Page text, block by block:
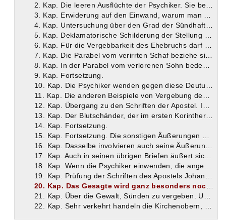
2. Kap. Die leeren Ausflüchte der Psychiker. Sie berufen sich auf Stellen der Hl. Schrift, die von Gottes Milde und seiner Neigung, zu vergeben, reden. Solche Stellen gibt es, aber dagegen stehen andere, die von seiner Strenge und dem Gericht zeugen. Die Lösung dieser Widersprüche liegt darin, daß es zweierlei Sünden gibt, vergebbare und unvergebbare. Darnach richtet sich auch die Buße.
3. Kap. Erwiderung auf den Einwand, warum man sich überhaupt noch der Buße unterziehen solle, wenn sie ihren Zweck, die Nachlassung der Sünden, nicht erreicht. Sie bereite, sagt Tertullian, die Nachlassung im Forum Gottes vor und sei also doch nicht umsonst.
4. Kap. Untersuchung über den Grad der Sündhaftigkeit von Ehebruch und Hurerei speziell. Sie sind unter sich an Sündhaftigkeit einander gleich.
5. Kap. Deklamatorische Schilderung der Stellung der Sünde des Ehebruchs zwischen Abgötterei und Mord.
6. Kap. Für die Vergebbarkeit des Ehebruchs darf man sich nicht auf das Alte Testament berufen. Denn in diesem Punkte ist dasselbe abgetan und im Neuen Bunde gilt eine neue Ordnung.
7. Kap. Die Parabel vom verirrten Schaf beziehe sich nicht auf christliche Sünder, sondern auf heidnische. Desgleichen die von der verlorenen Drachme.
8. Kap. In der Parabel vom verlorenen Sohn bedeutet nicht der ältere Sohn das Judenvolk und der jüngere die Christenheit, wie man gewöhnlich annimmt, sondern die Heidenwelt.
9. Kap. Fortsetzung.
10. Kap. Die Psychiker wenden gegen diese Deutung der drei Parabeln allerdings ein, die eigentliche Buße finde auf die Sünden der Heiden noch gar keine Anwendung. Tertullian verhöhnt diesen Einwand.
11. Kap. Die anderen Beispiele von Vergebung des Ehebruchs und der Hurerei aus dem Evangelium beweisen deshalb nichts, weil sie sich vor der Herabkunft des Hl. Geistes ereigneten, mit welcher erst der Neue Bund in Kraft tritt.
12. Kap. Übergang zu den Schriften der Apostel. Im Neuen Bunde werden ähnlich wie im Alten Mord, Ehebruch und Götzendienst gleich zu Anfang vom Apostelkonzil für unvergebbar erklärt.
13. Kap. Der Blutschänder, der im ersten Korintherbriefe genannt wird, ist nicht, wie die Psychiker glauben, dieselbe Person mit dem Sünder, der im zweiten Korintherbriefe Verzeihung erhält.
14. Kap. Fortsetzung.
15. Kap. Fortsetzung. Die sonstigen Äußerungen des Apostels in demselben Briefe über die Unzucht lassen es nicht als denkbar erscheinen, daß er den Blutschänder wieder aufgenommen habe.
16. Kap. Dasselbe involvieren auch seine Äußerungen über die Hurerei, die er im ersten Korintherbriefe macht.
17. Kap. Auch in seinen übrigen Briefen äußert sich der Apostel Paulus über die. Unzuchtsvergehen in einem so strengen Tone, daß man sieht, er will, der Christ soll ein für allemal mit ihnen gebrochen haben. Das heißt soviel, als er erklärt den Ehebruch für unvergebbar.
18. Kap. Wenn die Psychiker einwenden, die angeführten Schriftstellen hätten nicht die ihnen hier beigelegte Tragweite, so gibt es noch viele andere Stellen, in welchen der Ehebruch speziell und namentlich verdammt wird. Ehebrecher dürfen daher die Kirchengemeinschaft niemals wieder erhalten, obwohl sie zur Buße zuzulassen sind und Buße tun sollen.
19. Kap. Prüfung der Schriften des Apostels Johannes in Bezug auf die vorgetragene Theorie von der Unvergebbarkeit der genannten Sünden durch die Kirche.
20. Kap. Das Gesagte wird ganz besonders noch bestätigt durch den Hebräerbrief und einige alttestamentliche Vorbilder.
21. Kap. Über die Gewalt, Sünden zu vergeben. Unterscheidung von Kirchenzucht und höherer Vollmacht. Die Kirche in ihren Bischöfen hat nicht die Gewalt, derartige Sünden zu vergeben, sondern nur Gott hat sie, und wenn Christas sie Matth. 16, 19 dem Petrus übertrug, so galt dies nur für dessen Person, da ein solcher Anteil an der göttlichen Machtvollkommenheit an und für sich nur pneumatischen Menschen übertragen werden kann.
22. Kap. Sehr verkehrt handeln die Kirchenobern, wenn sie den Unzuchtssündern auf die Fürbitte der Märtyrer den Kirchenfrieden erteilen, dagegen ihn denen verweigern, welche bei der Verfolgung, von Folterschmerzen überwunden, abfielen.